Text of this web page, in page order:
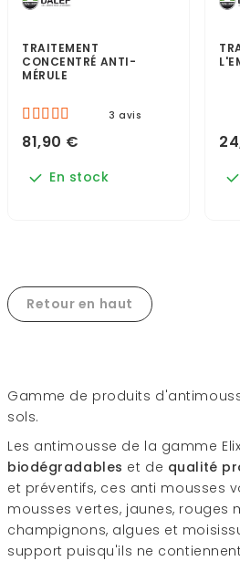
TRAITEMENT
CONCENTRÉ ANTI-
MÉRULE
3 avis
81,90 €
En stock
Retour en haut
Gamme de produits
sols.
Les antimousse de la gamme
biodégradables et de qualité
et préventifs, ces anti mousses
mousses vertes, jaunes, rouges
champignons, algues et
support puisqu'ils ne